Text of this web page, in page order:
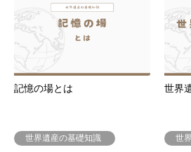
記憶の場とは
世界遺産の基礎知識
世界
世